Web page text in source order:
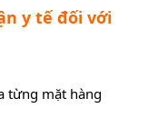
y tế đối với
từng mặt hàng